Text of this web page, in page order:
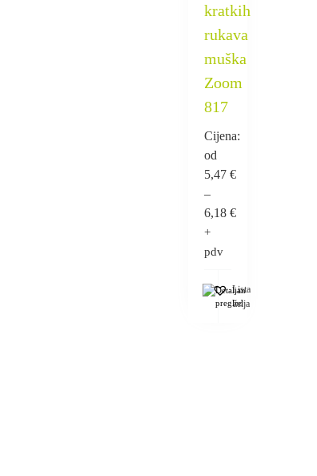
kratkih
rukava
muška
Zoom
817
Cijena:
od
5,47 €
–
6,18 €
+
pdv
Lista
želja
Detaljan
pregled